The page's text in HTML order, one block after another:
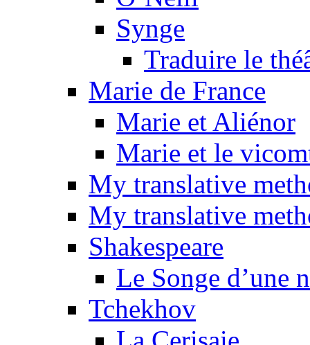
Synge
Traduire le
Marie de France
Marie et Aliénor
Marie et le
My translative
My translative
Shakespeare
Le Songe d’une
Tchekhov